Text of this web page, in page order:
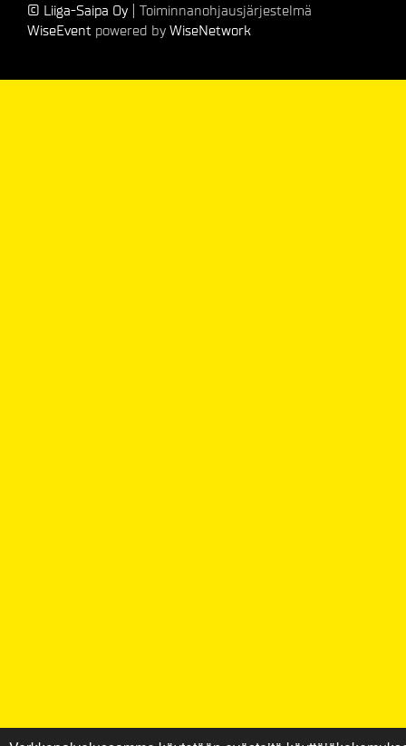
© Liiga-Saipa Oy | Toiminnanohjausjärjestelmä
WiseEvent powered by WiseNetwork